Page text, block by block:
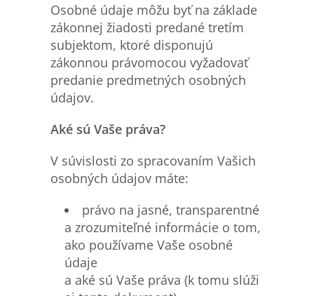
Osobné údaje môžu byť na základe
zákonnej žiadosti predané tretím
subjektom, ktoré disponujú
zákonnou právomocou vyžadovať
predanie predmetných osobných
údajov.
Aké sú Vaše práva?
V súvislosti zo spracovaním Vašich
osobných údajov máte:
právo na jasné, transparentné
a zrozumiteľné informácie o tom,
ako používame Vaše osobné
údaje
a aké sú Vaše práva (k tomu slúži